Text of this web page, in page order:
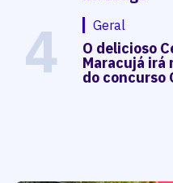
4 Geral
O delicioso
Maracujá irá
do concurso